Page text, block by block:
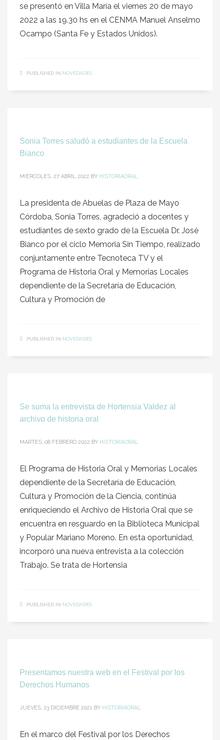
se presentó en Villa María el viernes 20 de mayo
2022 a las 19.30 hs en el CENMA Manuel Anselmo
Ocampo (Santa Fe y Estados Unidos).
PUBLISHED IN NOVEDADES
Sonia Torres saludó a estudiantes de la Escuela
Bianco
MIÉRCOLES, 27 ABRIL 2022 BY HISTORIAORAL
La presidenta de Abuelas de Plaza de Mayo
Córdoba, Sonia Torres, agradeció a docentes y
estudiantes de sexto grado de la Escuela Dr. José
Bianco por el ciclo Memoria Sin Tiempo, realizado
conjuntamente entre Tecnoteca TV y el
Programa de Historia Oral y Memorias Locales
dependiente de la Secretaría de Educación,
Cultura y Promoción de
PUBLISHED IN NOVEDADES
Se suma la entrevista de Hortensia Valdez al
archivo de historia oral
MARTES, 08 FEBRERO 2022 BY HISTORIAORAL
El Programa de Historia Oral y Memorias Locales
dependiente de la Secretaría de Educación,
Cultura y Promoción de la Ciencia, continúa
enriqueciendo el Archivo de Historia Oral que se
encuentra en resguardo en la Biblioteca Municipal
y Popular Mariano Moreno. En esta oportunidad,
incorporó una nueva entrevista a la colección
Trabajo. Se trata de Hortensia
PUBLISHED IN NOVEDADES
Presentamos nuestra web en el Festival por los
Derechos Humanos
JUEVES, 23 DICIEMBRE 2021 BY HISTORIAORAL
En el marco del Festival por los Derechos